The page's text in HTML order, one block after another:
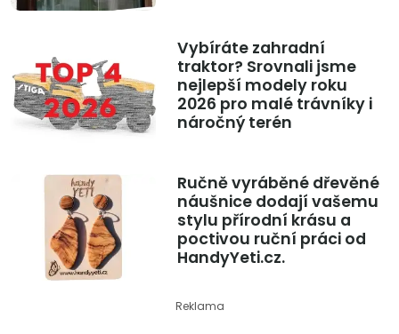
Vybíráte zahradní
traktor? Srovnali jsme
nejlepší modely roku
2026 pro malé trávníky i
náročný terén
Ručně vyráběné dřevěné
náušnice dodají vašemu
stylu přírodní krásu a
poctivou ruční práci od
HandyYeti.cz.
Reklama